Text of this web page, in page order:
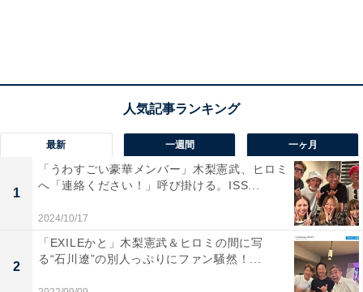
最新 一週間 一ヶ月
1
「うわすごい豪華メンバー」木梨憲武、ヒロミ
へ「連絡ください！」呼び掛ける。ISS...
2024/10/17
2
「EXILEかと」木梨憲武＆ヒロミの間に写
る“石川遼”の別人っぷりにファン騒然！...